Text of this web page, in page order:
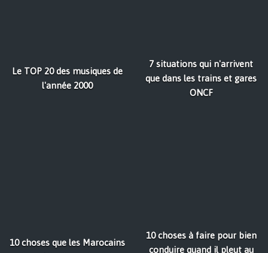
Le TOP 20 des musiques de
l'année 2000
7 situations qui n'arrivent
que dans les trains et gares
ONCF
10 choses que les Marocains
10 choses à faire pour bien
conduire quand il pleut au